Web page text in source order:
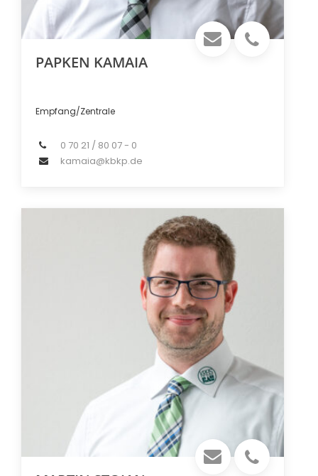
PAPKEN KAMAIA
Empfang/Zentrale
0 70 21 / 80 07 - 0
kamaia@kbkp.de